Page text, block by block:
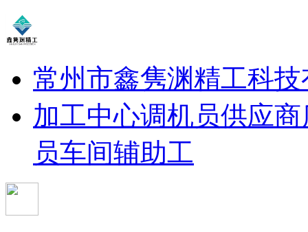
常州市鑫隽渊精工科
加工中心调机员供应
员车间辅助工